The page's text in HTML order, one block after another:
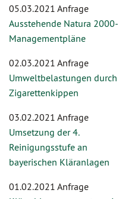
05.03.2021 Anfrage
Ausstehende Natura 2000-
Managementpläne
02.03.2021 Anfrage
Umweltbelastungen durch
Zigarettenkippen
03.02.2021 Anfrage
Umsetzung der 4.
Reinigungsstufe an
bayerischen Kläranlagen
01.02.2021 Anfrage